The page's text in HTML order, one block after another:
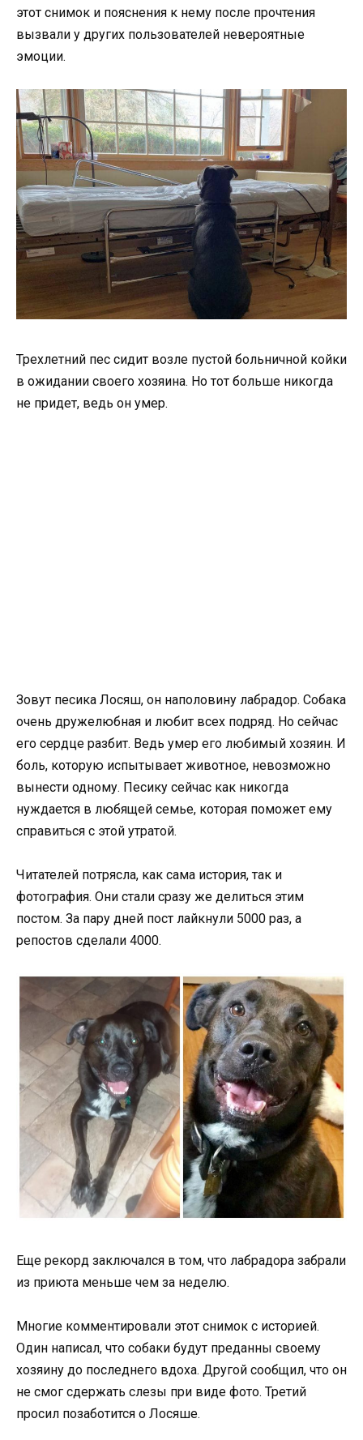
этот снимок и пояснения к нему после прочтения
вызвали у других пользователей невероятные
эмоции.
Трехлетний пес сидит возле пустой больничной койки
в ожидании своего хозяина. Но тот больше никогда
не придет, ведь он умер.
Зовут песика Лосяш, он наполовину лабрадор. Собака
очень дружелюбная и любит всех подряд. Но сейчас
его сердце разбит. Ведь умер его любимый хозяин. И
боль, которую испытывает животное, невозможно
вынести одному. Песику сейчас как никогда
нуждается в любящей семье, которая поможет ему
справиться с этой утратой.
Читателей потрясла, как сама история, так и
фотография. Они стали сразу же делиться этим
постом. За пару дней пост лайкнули 5000 раз, а
репостов сделали 4000.
Еще рекорд заключался в том, что лабрадора забрали
из приюта меньше чем за неделю.
Многие комментировали этот снимок с историей.
Один написал, что собаки будут преданны своему
хозяину до последнего вдоха. Другой сообщил, что он
не смог сдержать слезы при виде фото. Третий
просил позаботится о Лосяше.